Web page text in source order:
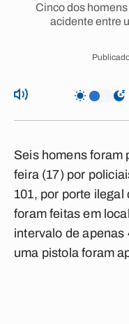
Cinco dos
acidente entre
Seis homens foram
feira (17) por
101, por porte
foram feitas em
intervalo de apenas
uma pistola foram